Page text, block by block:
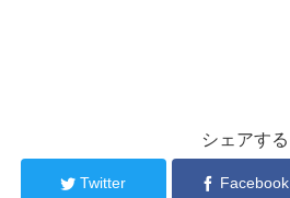
シェアする
Twitter Facebook